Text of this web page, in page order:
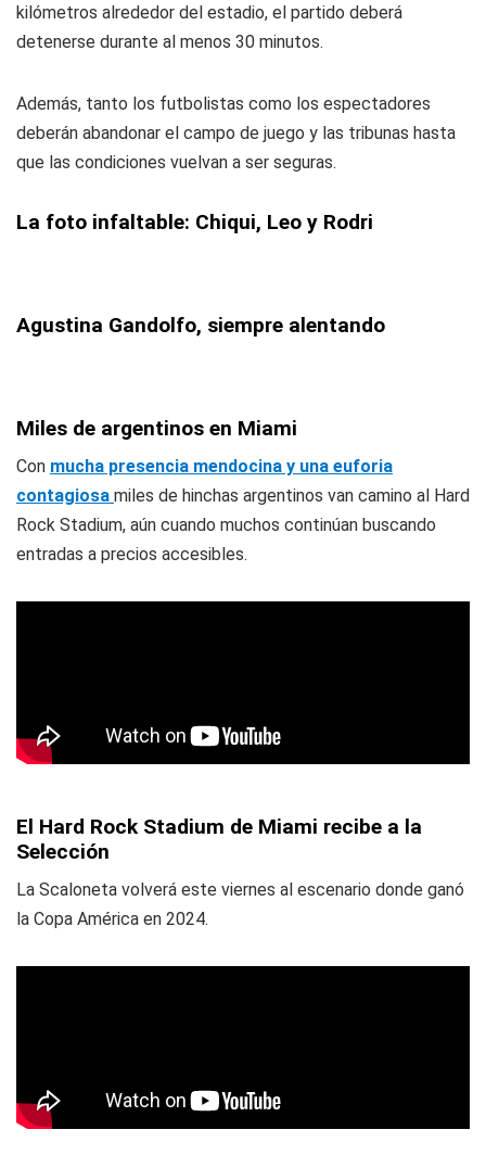
kilómetros alrededor del estadio, el partido deberá
detenerse durante al menos 30 minutos.
Además, tanto los futbolistas como los espectadores
deberán abandonar el campo de juego y las tribunas hasta
que las condiciones vuelvan a ser seguras.
La foto infaltable: Chiqui, Leo y Rodri
Agustina Gandolfo, siempre alentando
Miles de argentinos en Miami
Con mucha presencia mendocina y una euforia
contagiosa miles de hinchas argentinos van camino al Hard
Rock Stadium, aún cuando muchos continúan buscando
entradas a precios accesibles.
El Hard Rock Stadium de Miami recibe a la
Selección
La Scaloneta volverá este viernes al escenario donde ganó
la Copa América en 2024.